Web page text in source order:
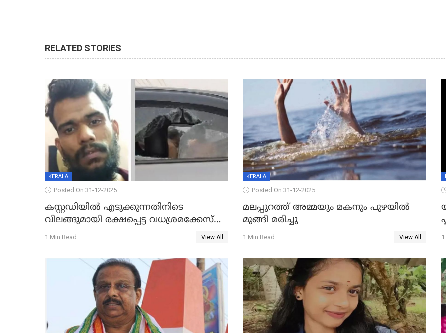
RELATED STORIES
KERALA
Posted On 31-12-2025
കസ്റ്റഡിയിൽ എടുക്കുന്നതിനിടെ
വിലങ്ങുമായി രക്ഷപ്പെട്ട വധശ്രമക്കേസ്
പ്രതി പിടിയിൽ
1 Min Read View All
KERALA
Posted On 31-12-2025
മലപ്പുറത്ത് അമ്മയും മകനും പുഴയിൽ
മുങ്ങി മരിച്ചു
1 Min Read View All 1